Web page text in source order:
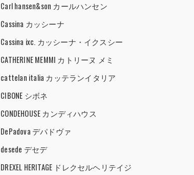
Carl hansen&son カールハンセン
Cassina カッシーナ
Cassina ixc. カッシーナ・イクスシー
CATHERINE MEMMI カトリーヌ メミ
cattelan italia カッテランイタリア
CIBONE シボネ
CONDEHOUSE カンディハウス
DePadova デパドヴァ
desede デセデ
DREXEL HERITAGE ドレクセルヘリテイジ